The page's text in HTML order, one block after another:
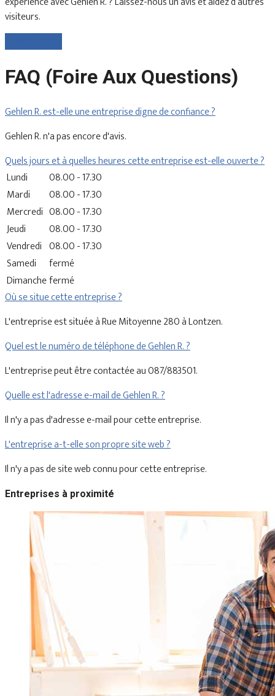
visiteurs.
FAQ (Foire Aux Questions)
Gehlen R. est-elle une entreprise digne de confiance ?
Gehlen R. n'a pas encore d'avis.
Quels jours et à quelles heures cette entreprise est-elle ouverte ?
Lundi
08.00 - 17.30
Mardi
08.00 - 17.30
Mercredi 08.00 - 17.30
Jeudi
08.00 - 17.30
Vendredi 08.00 - 17.30
Samedi
fermé
Dimanchefermé
Où se situe cette entreprise ?
L'entreprise est située à Rue Mitoyenne 280 à Lontzen.
Quel est le numéro de téléphone de Gehlen R. ?
L'entreprise peut être contactée au 087/883501.
Quelle est l'adresse e-mail de Gehlen R. ?
Il n'y a pas d'adresse e-mail pour cette entreprise.
L'entreprise a-t-elle son propre site web ?
Il n'y a pas de site web connu pour cette entreprise.
Entreprises à proximité